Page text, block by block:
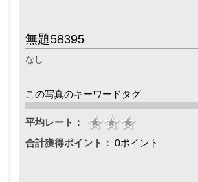
無題58395
なし
この写真のキーワードタグ
平均レート：
合計獲得ポイント： 0ポイント